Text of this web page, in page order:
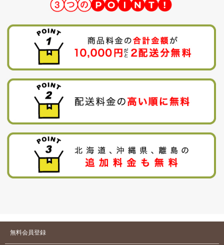
無料会員登録